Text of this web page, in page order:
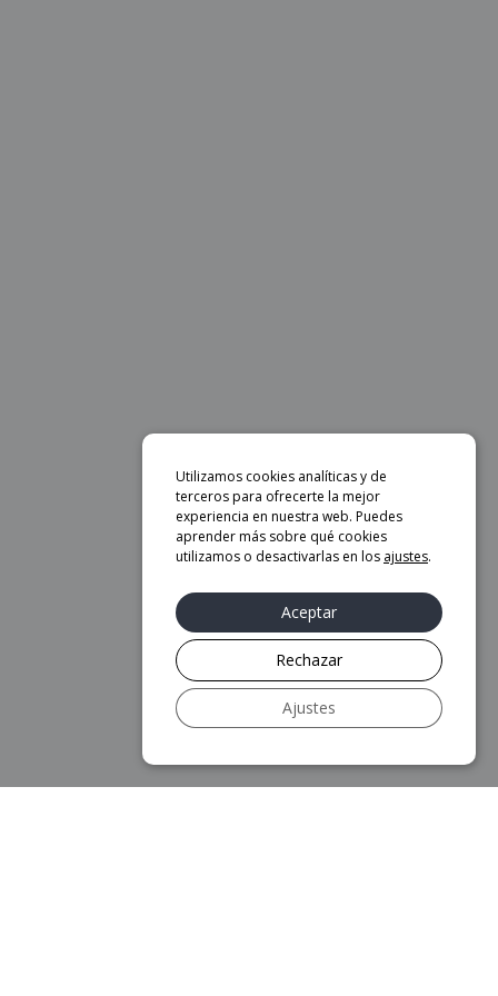
Utilizamos cookies analíticas y de
terceros para ofrecerte la mejor
experiencia en nuestra web. Puedes
aprender más sobre qué cookies
utilizamos o desactivarlas en los ajustes.
Aceptar
Rechazar
Ajustes